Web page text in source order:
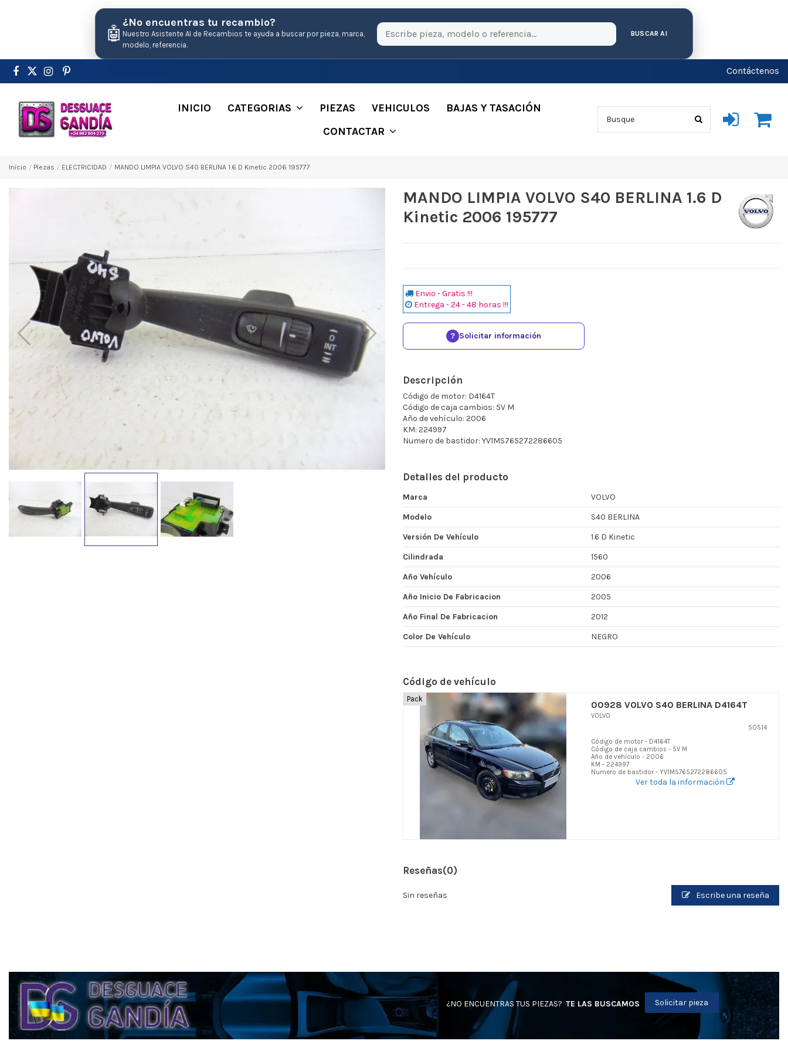
🤖
¿No encuentras tu recambio?
Nuestro Asistente AI de Recambios te ayuda a buscar por pieza, marca,
modelo, referencia.
BUSCAR AI
Contáctenos
INICIO CATEGORIAS PIEZAS VEHICULOS
BAJAS Y TASACIÓN
CONTACTAR
Inicio Pіezas ELECTRICIDAD MANDO LIMPIA VOLVO S40 BERLINA 1.6 D Kinetic 2006 195777
MANDO LIMPIA VOLVO S40 BERLINA 1.6 D
Kinetic 2006 195777
Envio - Gratis !!!
Entrega - 24 - 48 horas !!!
? Solicitar información
Descripción
Código de motor: D4164T
Código de caja cambios: 5V M
Año de vehículo: 2006
KM: 224997
Numero de bastidor: YV1MS765272286605
Detalles del producto
Marca
VOLVO
Modelo
S40 BERLINA
Versión De Vehículo
1.6 D Kinetic
Cilindrada
1560
Año Vehículo
2006
Año Inicio De Fabricacion
2005
Año Final De Fabricacion
2012
Color De Vehículo
NEGRO
Código de vehículo
Pack
00928 VOLVO S40 BERLINA D4164T
VOLVO
50514
Código de motor - D4164T
Código de caja cambios - 5V M
Año de vehículo - 2006
KM - 224997
Numero de bastidor - YV1MS765272286605
Ver toda la información
Reseñas(0)
Sin reseñas Escribe una reseña
¿NO ENCUENTRAS TUS PIEZAS? TE LAS BUSCAMOS Solicitar pieza